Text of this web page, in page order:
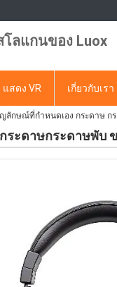
โลแกนของ Luox
แสดง VR เกี่ยวกับเรา
ลักษณ์ที่กําหนดเอง กระดาษ ก
ะดาษกระดาษพับ